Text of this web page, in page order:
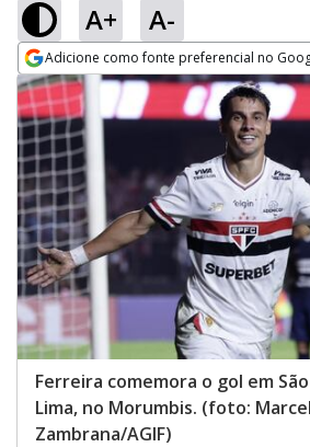
A+ A-
Adicione como fonte preferencial no
Opens in new window
Ferreira comemora o gol em
Lima, no Morumbis. (foto:
Zambrana/AGIF)